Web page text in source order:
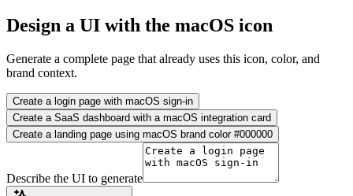
Design a UI with the macOS icon
Generate a complete page that already uses this icon, color, and
brand context.
Create a login page with macOS sign-in
Create a SaaS dashboard with a macOS integration card
Create a landing page using macOS brand color #000000
Describe the UI to generate